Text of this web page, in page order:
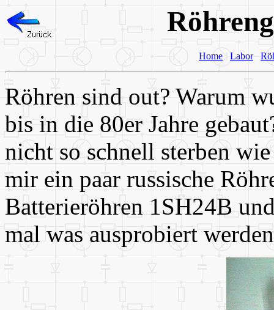
Home Labor
Röhren sind out? Warum
bis in die 80er Jahre
nicht so schnell sterben
mir ein paar russische
Batterieröhren 1SH24B
mal was ausprobiert